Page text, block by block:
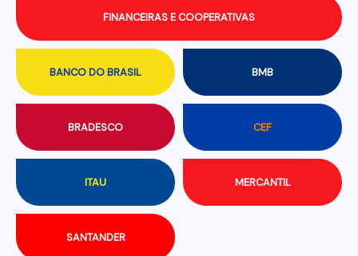
BANCO DO BRASIL BMB
BRADESCO CEF
FINANCEIRAS E COOPERATIVAS
ITAU MERCANTIL
SANTANDER